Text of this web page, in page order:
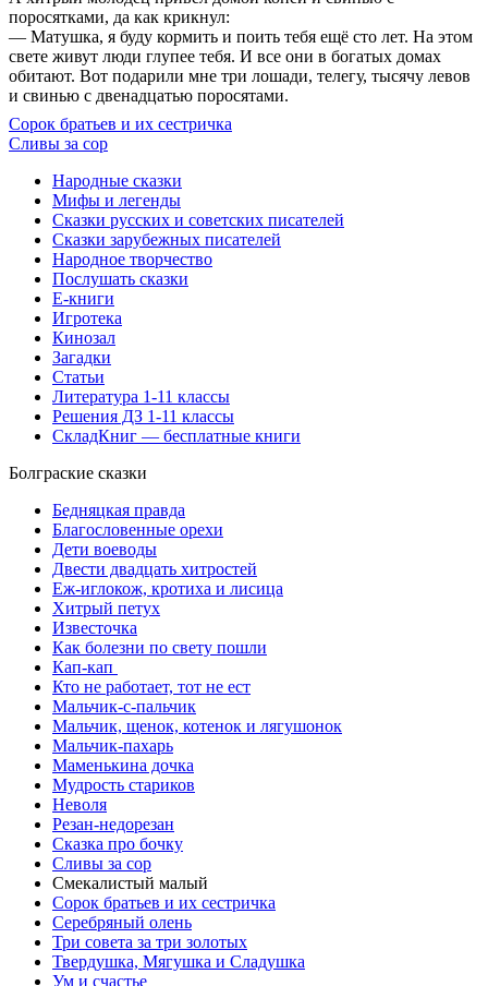
поросятками, да как крикнул:
— Матушка, я буду кормить и поить тебя ещё сто лет. На этом
свете живут люди глупее тебя. И все они в богатых домах
обитают. Вот подарили мне три лошади, телегу, тысячу левов
и свинью с двенадцатью поросятами.
Сорок братьев и их сестричка
Сливы за сор
Народные сказки
Мифы и легенды
Сказки русских и советских писателей
Сказки зарубежных писателей
Народное творчество
Послушать сказки
Е-книги
Игротека
Кинозал
Загадки
Статьи
Литература 1-11 классы
Решения ДЗ 1-11 классы
СкладКниг — бесплатные книги
Болграские сказки
Бедняцкая правда
Благословенные орехи
Дети воеводы
Двести двадцать хитростей
Еж-иглокож, кротиха и лисица
Хитрый петух
Известочка
Как болезни по свету пошли
Кап-кап
Кто не работает, тот не ест
Мальчик-с-пальчик
Мальчик, щенок, котенок и лягушонок
Мальчик-пахарь
Маменькина дочка
Мудрость стариков
Неволя
Резан-недорезан
Сказка про бочку
Сливы за сор
Смекалистый малый
Сорок братьев и их сестричка
Серебряный олень
Три совета за три золотых
Твердушка, Мягушка и Сладушка
Ум и счастье